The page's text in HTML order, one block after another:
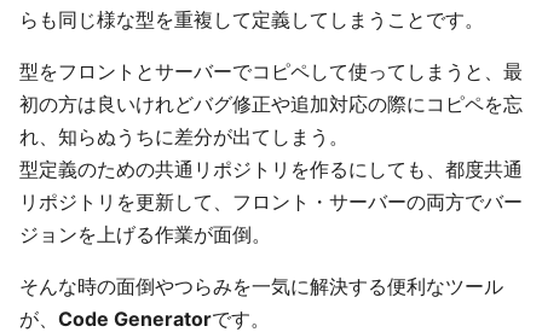
らも同じ様な型を重複して定義してしまうことです。
型をフロントとサーバーでコピペして使ってしまうと、最
初の方は良いけれどバグ修正や追加対応の際にコピペを忘
れ、知らぬうちに差分が出てしまう。
型定義のための共通リポジトリを作るにしても、都度共通
リポジトリを更新して、フロント・サーバーの両方でバー
ジョンを上げる作業が面倒。
そんな時の面倒やつらみを一気に解決する便利なツール
が、 Code Generatorです。